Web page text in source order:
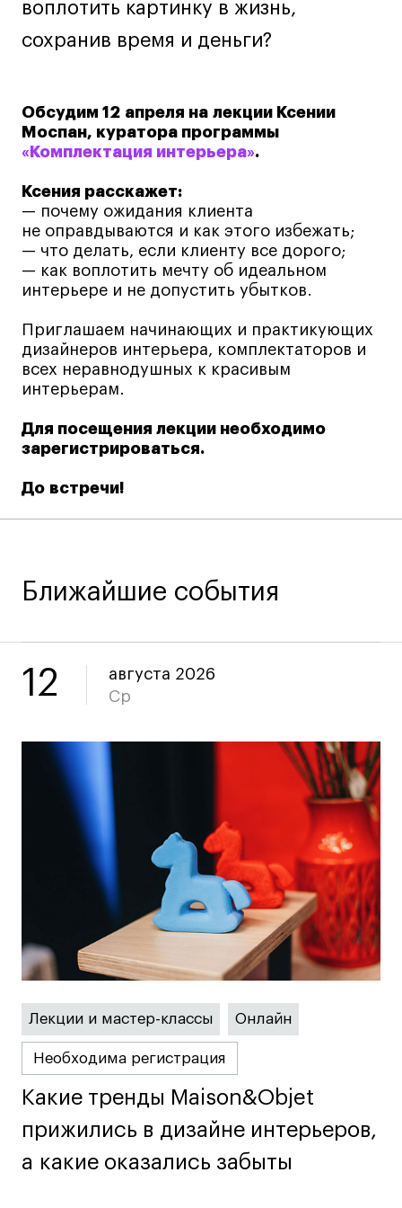
Онлайн
Искусство
Фотография
Очно + онлайн
Все программы
Техникум
Специалист кино- и медиапродакшена
Цифровой маркетолог
Технолог-конструктор одежды
Коммерческий фотограф
Все программы
Для школьников
Интенсивы
Все программы
Новости
Блог
Преподаватели
Лицензии и аккредитации
Для прессы
Партнеры
Связи с индустрией
Вакансии
Контакты
Поступающим
Условия поступления
Стоимость обучения
Иностранным студентам
Вопросы и ответы
воплотить картинку в жизнь,
сохранив время и деньги?
Обсудим12 апреля на лекции Ксении
Моспан, куратора программы
«Комплектация интерьера».
Ксения расскажет:
— почему ожидания клиента
не оправдываются и как этого избежать;
— что делать, если клиенту все дорого;
— как воплотить мечту об идеальном
интерьере и не допустить убытков.
Приглашаем начинающих и практикующих
дизайнеров интерьера, комплектаторов и
всех неравнодушных к красивым
интерьерам.
Для посещения лекции необходимо
зарегистрироваться.
До встречи!
Ближайшие события
12
августа 2026
Ср
Лекции и мастер-классы Онлайн
Необходима регистрация
Какие тренды Maison&Objet
прижились в дизайне интерьеров,
а какие оказались забыты
Какие тренды Maison&Objet
прижились в дизайне интерьеров,
а какие оказались забыты